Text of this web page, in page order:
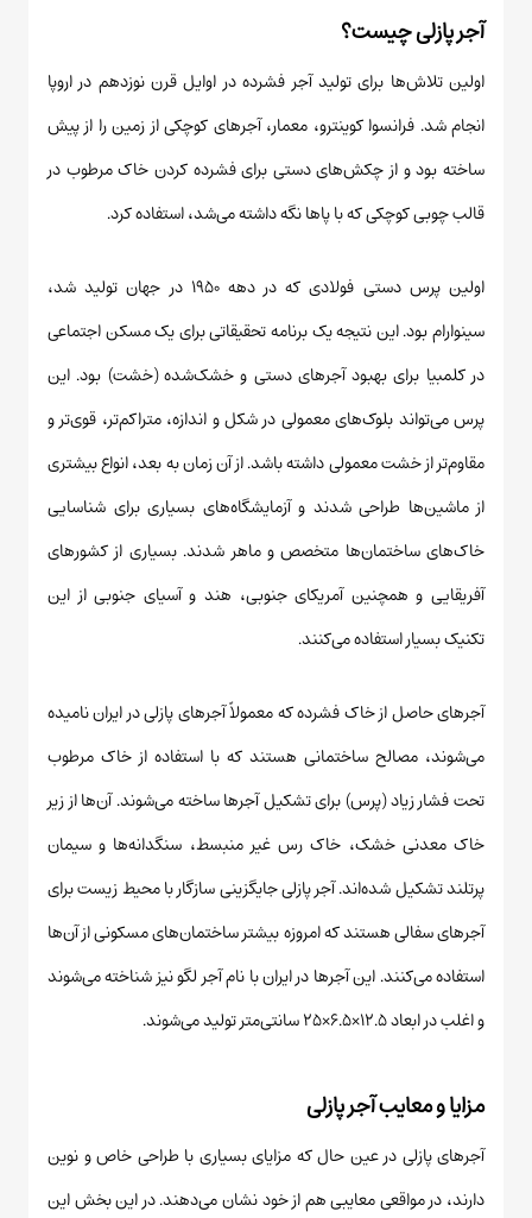
آجر پازلی چیست؟
اولین تلاش‌ها برای تولید آجر فشرده در اوایل قرن نوزدهم در اروپا
انجام شد. فرانسوا کوینترو، معمار، آجرهای کوچکی از زمین را از پیش
ساخته بود و از چکش‌های دستی برای فشرده کردن خاک مرطوب در
قالب چوبی کوچکی که با پاها نگه داشته می‌شد، استفاده کرد.
اولین پرس دستی فولادی که در دهه ۱۹۵۰ در جهان تولید شد،
سینوارام بود. این نتیجه یک برنامه تحقیقاتی برای یک مسکن اجتماعی
در کلمبیا برای بهبود آجرهای دستی و خشک‌شده (خشت) بود. این
پرس می‌تواند بلوک‌های معمولی در شکل و اندازه، متراکم‌تر، قوی‌تر و
مقاوم‌تر از خشت معمولی داشته باشد. از آن زمان به بعد، انواع بیشتری
از ماشین‌ها طراحی شدند و آزمایشگاه‌های بسیاری برای شناسایی
خاک‌های ساختمان‌ها متخصص و ماهر شدند. بسیاری از کشورهای
آفریقایی و همچنین آمریکای جنوبی، هند و آسیای جنوبی از این
تکنیک بسیار استفاده می‌کنند.
آجرهای حاصل از خاک فشرده که معمولاً آجرهای پازلی در ایران نامیده
می‌شوند، مصالح ساختمانی هستند که با استفاده از خاک مرطوب
تحت فشار زیاد (پرس) برای تشکیل آجرها ساخته می‌شوند. آن‌ها از زیر
خاک معدنی خشک، خاک رس غیر منبسط، سنگدانه‌ها و سیمان
پرتلند تشکیل شده‌اند. آجر پازلی جایگزینی سازگار با محیط زیست برای
آجرهای سفالی هستند که امروزه بیشتر ساختمان‌های مسکونی از آن‌ها
استفاده می‌کنند. این آجرها در ایران با نام آجر لگو نیز شناخته می‌شوند
و اغلب در ابعاد ۱۲.۵×۶.۵×۲۵ سانتی‌متر تولید می‌شوند.
مزایا و معایب آجر پازلی
آجرهای پازلی در عین حال که مزایای بسیاری با طراحی خاص و نوین
دارند، در مواقعی معایبی هم از خود نشان می‌دهند. در این بخش این